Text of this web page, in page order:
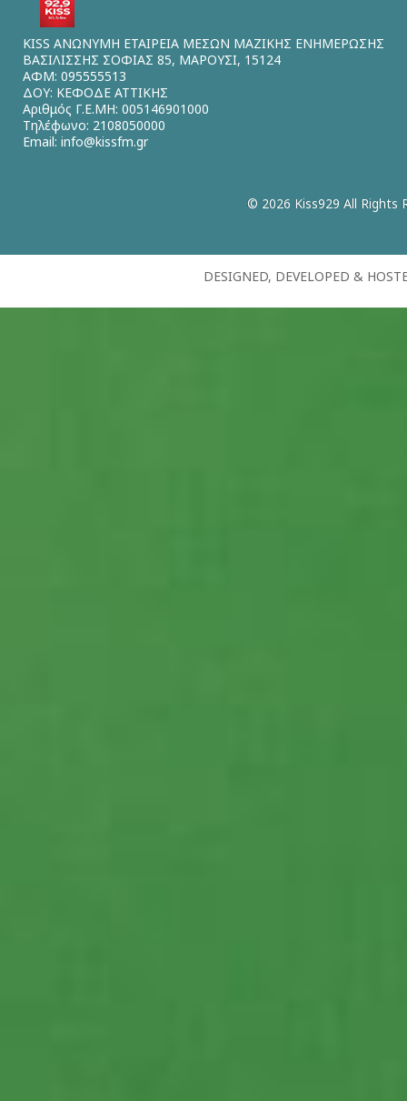
KISS ΑΝΩΝΥΜΗ ΕΤΑΙΡΕΙΑ ΜΕΣΩΝ ΜΑΖΙΚΗΣ ΕΝΗΜΕΡΩΣΗΣ
ΒΑΣΙΛΙΣΣΗΣ ΣΟΦΙΑΣ 85, ΜΑΡΟΥΣΙ, 15124
ΑΦΜ: 095555513
ΔΟΥ: ΚΕΦΟΔΕ ΑΤΤΙΚΗΣ
Αριθμός Γ.Ε.ΜΗ: 005146901000
Τηλέφωνο: 2108050000
Email: info@kissfm.gr
© 2026 Kiss929 All Rights
DESIGNED, DEVELOPED &